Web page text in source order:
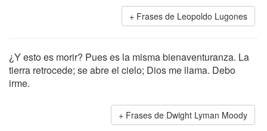
Frases de Leopoldo Lugones
¿Y esto es morir? Pues es la misma bienaventuranza. La
tierra retrocede; se abre el cielo; Dios me llama. Debo
irme.
Frases de Dwight Lyman Moody